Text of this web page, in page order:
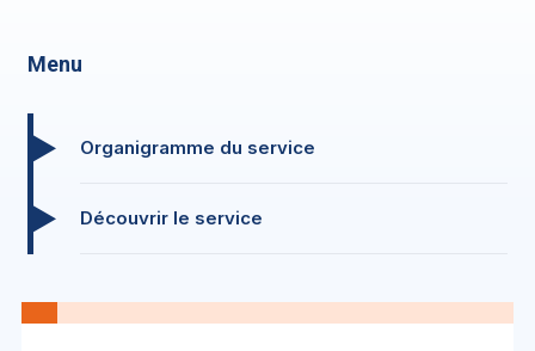
Menu
Organigramme du service
Découvrir le service